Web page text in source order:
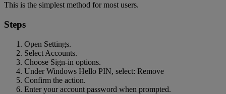
This is the simplest method for most users.
Steps
Open Settings.
Select Accounts.
Choose Sign-in options.
Under Windows Hello PIN, select: Remove
Confirm the action.
Enter your account password when prompted.